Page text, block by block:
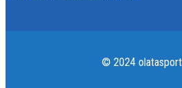
© 2024